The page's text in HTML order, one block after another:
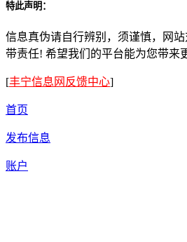
特此声明：
信息真伪请自行辨别，须谨慎，网
带责任! 希望我们的平台能为您带来
[丰宁信息网反馈中心]
首页
发布信息
账户